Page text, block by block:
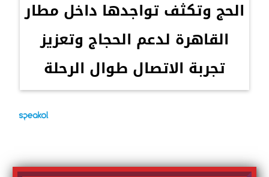
الحج وتكثف تواجدها داخل مطار
القاهرة لدعم الحجاج وتعزيز
تجربة الاتصال طوال الرحلة